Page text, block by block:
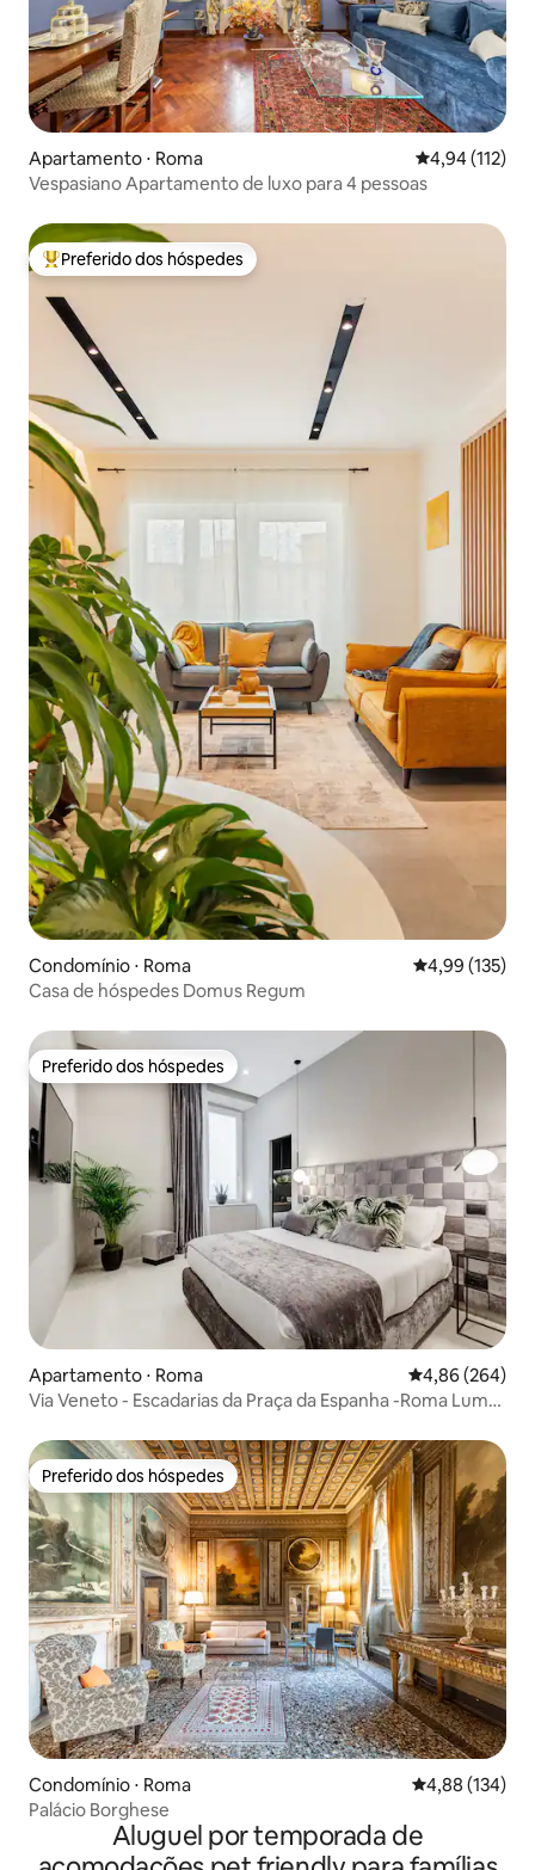
Apartamento ⋅ Roma 4,94 de uma
4,94 (112)
Vespasiano Apartamento de luxo para 4 pessoas
Entre os melhores preferidos dos hóspedes
Preferido dos hóspedes
Condomínio ⋅ Roma 4,99 de uma
4,99 (135)
Casa de hóspedes Domus Regum
Preferido dos hóspedes
Preferido dos hóspedes
Apartamento ⋅ Roma 4,86 de uma
4,86 (264)
Via Veneto - Escadarias da Praça da Espanha -Roma Luma
Preferido dos hóspedes
Preferido dos hóspedes
Condomínio ⋅ Roma 4,88 de uma
4,88 (134)
Palácio Borghese
Aluguel por temporada de